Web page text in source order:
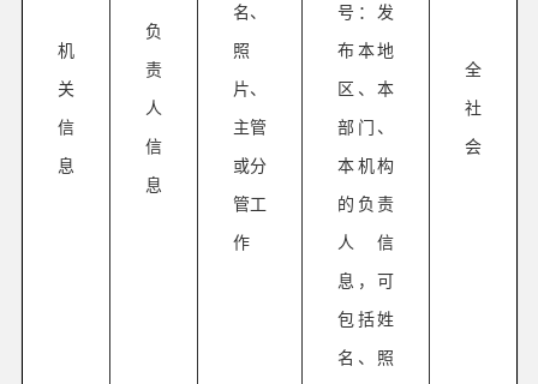
机
关
信
息
负
责
人
信
息
名、
照
片、
主管
或分
管工
作
号：发
布本地
区、本
部门、
本机构
的负责
人信
息，可
包括姓
名、照
全
社
会